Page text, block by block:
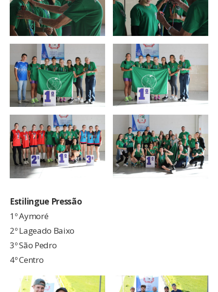
Estilingue Pressão
1º Aymoré
2º Lageado Baixo
3º São Pedro
4º Centro